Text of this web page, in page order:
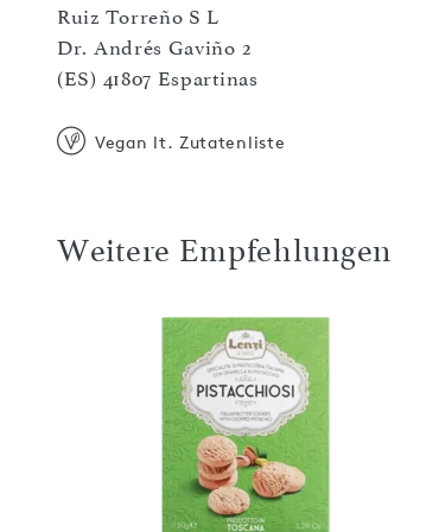
Ruiz Torreño S L
Dr. Andrés Gaviño 2
(ES) 41807 Espartinas
Vegan lt. Zutatenliste
Weitere Empfehlungen